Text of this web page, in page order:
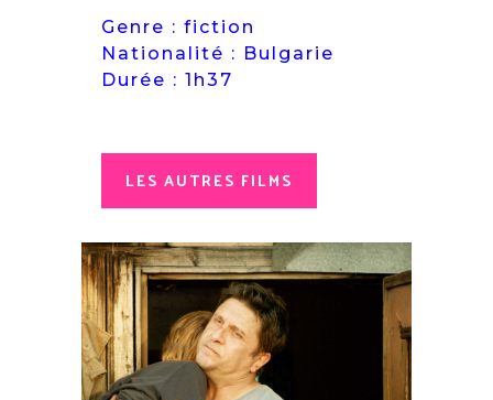
Genre : fiction
Nationalité : Bulgarie
Durée : 1h37
LES AUTRES FILMS